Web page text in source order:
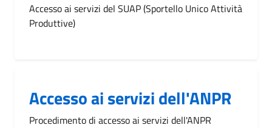
Accesso ai servizi del SUAP (Sportello Unico Attività
Produttive)
Accesso ai servizi dell'ANPR
Procedimento di accesso ai servizi dell'ANPR